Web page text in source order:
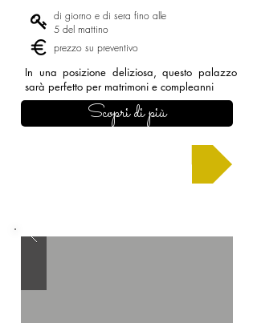
di giorno e di sera fino alle
5 del mattino
prezzo su preventivo
In una posizione deliziosa, questo palazzo
sarà perfetto per matrimoni e compleanni
Scopri di più